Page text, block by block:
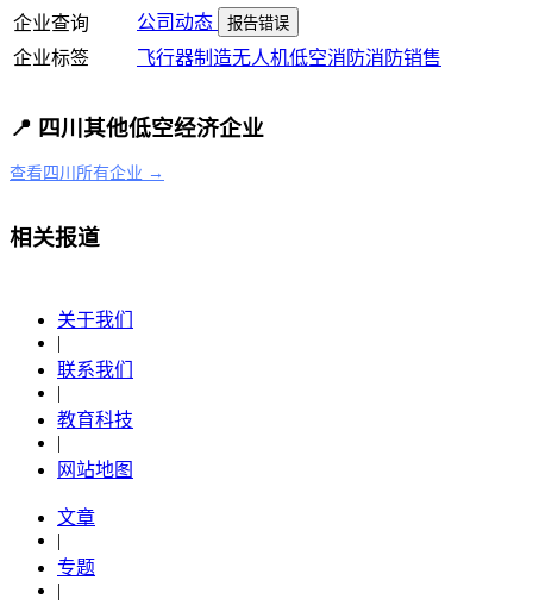
企业查询
公司动态 报告错误
企业标签 飞行器制造无人机低空消防消防销售
📍 四川其他低空经济企业
查看四川所有企业 →
相关报道
关于我们
|
联系我们
|
教育科技
|
网站地图
文章
|
专题
|